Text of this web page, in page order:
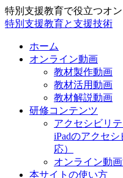
特別支援教育で役立つオ
特別支援教育と支援技術
ホーム
オンライン動画
教材製作動画
教材活用動画
教材解説動画
研修コンテンツ
アクセシビリ
iPadのアクセ
応）
オンライン動
本サイトの使い方